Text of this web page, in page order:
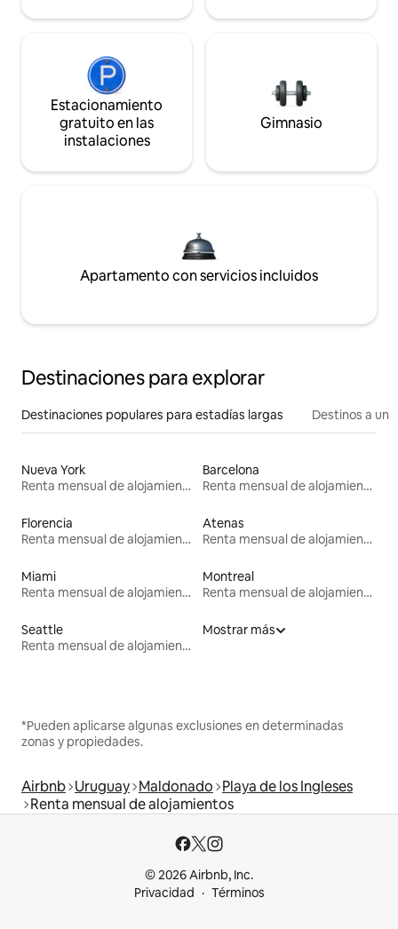
Estacionamiento
gratuito en las
instalaciones
Gimnasio
Apartamento con servicios incluidos
Destinaciones para explorar
Destinaciones populares para estadías largas Destinos a un
Nueva York
Renta mensual de alojamientos
Barcelona
Renta mensual de alojamientos
Florencia
Renta mensual de alojamientos
Atenas
Renta mensual de alojamientos
Miami
Renta mensual de alojamientos
Montreal
Renta mensual de alojamientos
Seattle
Renta mensual de alojamientos
Mostrar más
*Pueden aplicarse algunas exclusiones en determinadas
zonas y propiedades.
Airbnb Uruguay Maldonado Playa de los Ingleses
Renta mensual de alojamientos
© 2026 Airbnb, Inc.
Privacidad
Términos